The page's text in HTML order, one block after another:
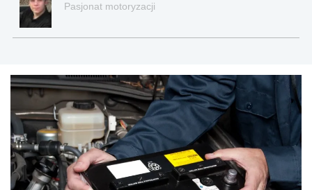
Pasjonat motoryzacji